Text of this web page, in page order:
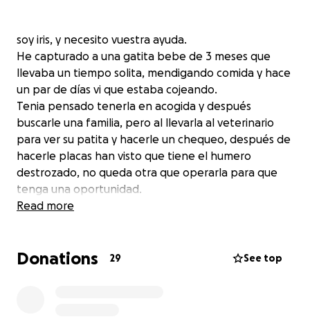
soy iris, y necesito vuestra ayuda.
He capturado a una gatita bebe de 3 meses que
llevaba un tiempo solita, mendigando comida y hace
un par de días vi que estaba cojeando.
Tenia pensado tenerla en acogida y después
buscarle una familia, pero al llevarla al veterinario
para ver su patita y hacerle un chequeo, después de
hacerle placas han visto que tiene el humero
destrozado, no queda otra que operarla para que
tenga una oportunidad.
al ser tan pequeña, deberíamos hacerlo cuanto
estoy esperando el presupuesto de una clínica que
Read more
Donations 29 See top